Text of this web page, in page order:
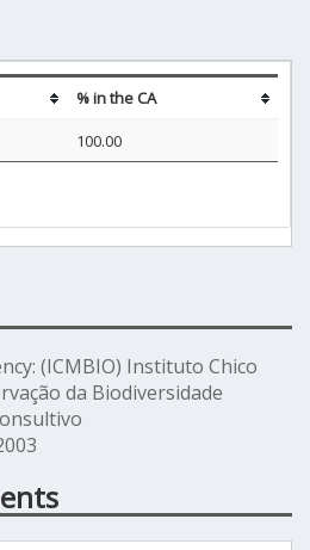
% in the CA
100.00
(ICMBIO) Instituto Chico
da Biodiversidade